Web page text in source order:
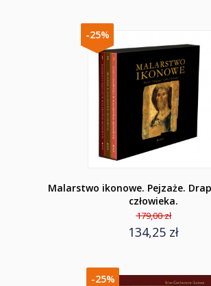
-25%
Malarstwo ikonowe. Pejzaże.
człowieka.
179,00 zł
134,25 zł
-25%